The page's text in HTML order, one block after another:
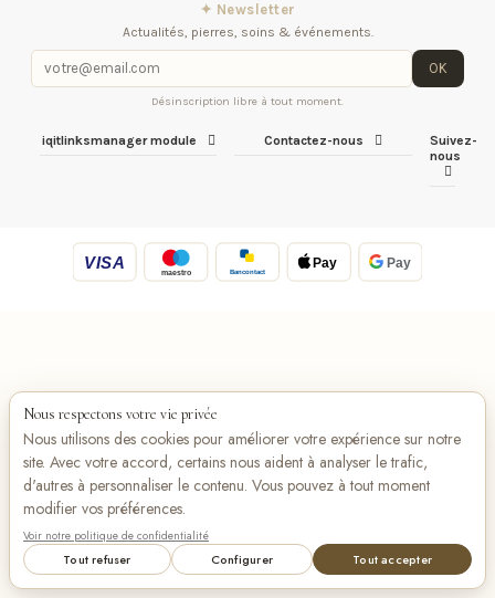
✦ Newsletter
Actualités, pierres, soins & événements.
OK
Désinscription libre à tout moment.
iqitlinksmanager module Contactez-nous
Suivez-
nous
VISA
maestro Bancontact
Pay Pay
Nous respectons votre vie privée
Nous utilisons des cookies pour améliorer votre expérience sur notre
site. Avec votre accord, certains nous aident à analyser le trafic,
d'autres à personnaliser le contenu. Vous pouvez à tout moment
modifier vos préférences.
Voir notre politique de confidentialité
Tout refuser Configurer Tout accepter